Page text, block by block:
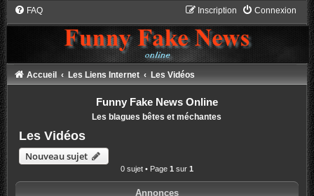
FAQ Connexion
Inscription
Accueil Les Liens Internet Les Vidéos
Funny Fake News Online
Les blagues bêtes et méchantes
Les Vidéos
Nouveau sujet
0 sujet • Page 1 sur 1
Annonces